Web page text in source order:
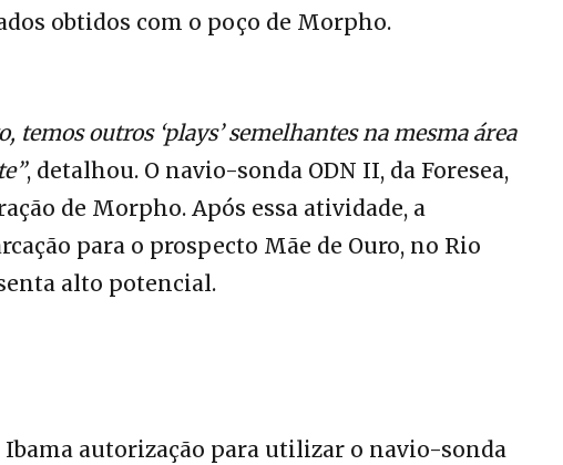
obtidos com o poço de Morpho.
outros ‘plays’ semelhantes na mesma área
, detalhou. O navio-sonda ODN II, da Foresea,
de Morpho. Após essa atividade, a
para o prospecto Mãe de Ouro, no Rio
alto potencial.
Ibama autorização para utilizar o navio-sonda